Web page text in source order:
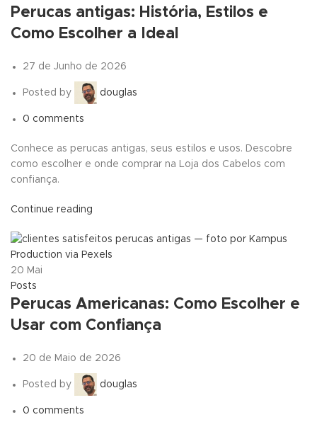
Perucas antigas: História, Estilos e
Como Escolher a Ideal
27 de Junho de 2026
Posted by douglas
0 comments
Conhece as perucas antigas, seus estilos e usos. Descobre
como escolher e onde comprar na Loja dos Cabelos com
confiança.
Continue reading
20 Mai
Posts
Perucas Americanas: Como Escolher e
Usar com Confiança
20 de Maio de 2026
Posted by douglas
0 comments